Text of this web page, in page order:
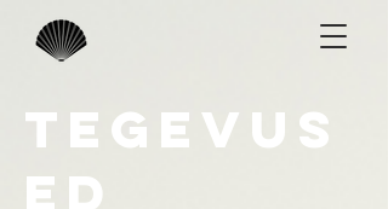
TEGEVUS
ED